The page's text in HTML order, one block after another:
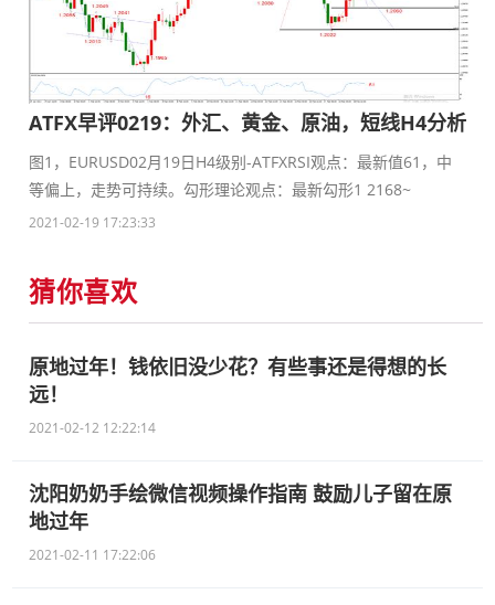
ATFX早评0219：外汇、黄金、原油，短线H4分析
图1，EURUSD02月19日H4级别-ATFXRSI观点：最新值61，中
等偏上，走势可持续。勾形理论观点：最新勾形1 2168~
2021-02-19 17:23:33
猜你喜欢
原地过年！钱依旧没少花？有些事还是得想的长
远！
2021-02-12 12:22:14
沈阳奶奶手绘微信视频操作指南 鼓励儿子留在原
地过年
2021-02-11 17:22:06